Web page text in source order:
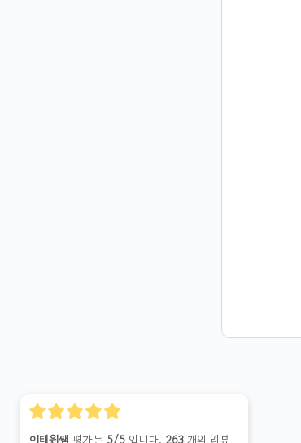
이태원쌤 평가는 5/5 입니다. 263 개의 리뷰